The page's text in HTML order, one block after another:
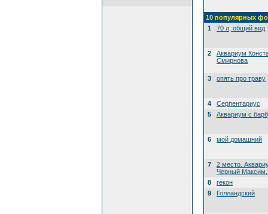
10 популярных
1
70 л, общий вид
2
Аквариум
Смирнова
3 опять про траву
4
Серпентариус
5
Аквариум с
6 мой домашний
7
2 место.
Черный Максим,
8
гекон
9
Голландский